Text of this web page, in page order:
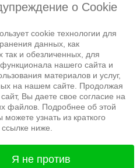
АВТОР
о Cookie
cookie технологии для
данных, как
так и обезличенных, для
нашего сайта и
материалов и услуг,
на нашем сайте. Продолжая
Вы даете свое согласие на
файлов. Подробнее об этой
можете узнать из краткого
ниже.
Я не против